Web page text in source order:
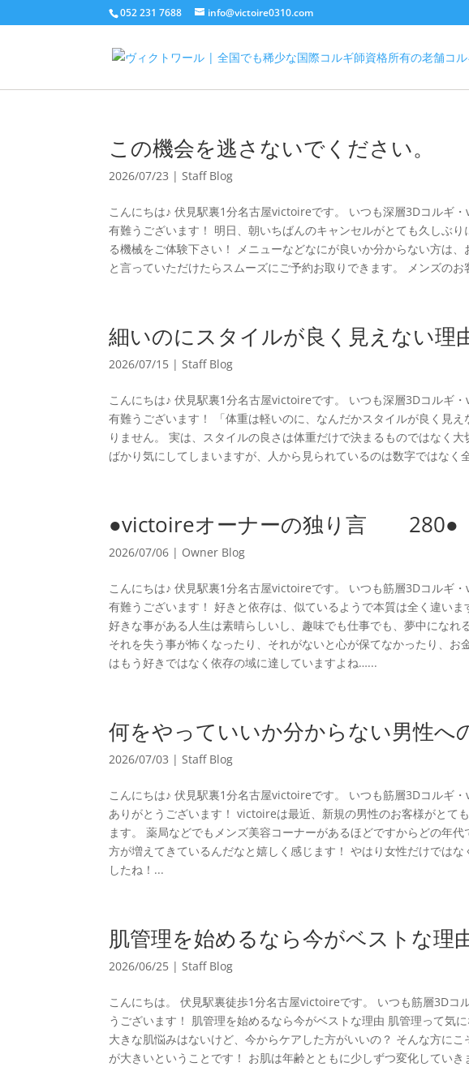
052 231 7688 info@victoire0310.com
この機会を逃さないでください。
2026/07/23 |Staff Blog
こんにちは♪ 伏見駅裏1分名古屋victoireです。 いつも深層3Dコルギ
有難うございます！ 明日、朝いちばんのキャンセルがとても久しぶ
る機械をご体験下さい！ メニューなどなにが良いか分からない方は
と言っていただけたらスムーズにご予約お取りできます。 メンズの
細いのにスタイルが良く見えない理
2026/07/15 |Staff Blog
こんにちは♪ 伏見駅裏1分名古屋victoireです。 いつも深層3Dコルギ
有難うございます！ 「体重は軽いのに、なんだかスタイルが良く見
りません。 実は、スタイルの良さは体重だけで決まるものではなく
ばかり気にしてしまいますが、人から見られているのは数字ではなく
●victoireオーナーの独り言 280●
2026/07/06 | Owner Blog
こんにちは♪ 伏見駅裏1分名古屋victoireです。 いつも筋層3Dコルギ
有難うございます！ 好きと依存は、似ているようで本質は全く違い
好きな事がある人生は素晴らしいし、趣味でも仕事でも、夢中にな
それを失う事が怖くなったり、それがないと心が保てなかったり、
はもう好きではなく依存の域に達していますよね…...
何をやっていいか分からない男性へ
2026/07/03 |Staff Blog
こんにちは♪ 伏見駅裏1分名古屋victoireです。 いつも筋層3Dコルギ
ありがとうございます！ victoireは最近、新規の男性のお客様がとて
ます。 薬局などでもメンズ美容コーナーがあるほどですからどの年
方が増えてきているんだなと嬉しく感じます！ やはり女性だけでは
したね！...
肌管理を始めるなら今がベストな理
2026/06/25 |Staff Blog
こんにちは。 伏見駅裏徒歩1分名古屋victoireです。 いつも筋層3D
うございます！ 肌管理を始めるなら今がベストな理由 肌管理って気
大きな肌悩みはないけど、今からケアした方がいいの？ そんな方に
が大きいということです！ お肌は年齢とともに少しずつ変化してい